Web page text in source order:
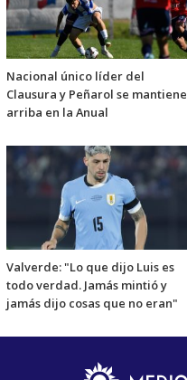
Nacional único líder del
Clausura y Peñarol se mantiene
arriba en la Anual
Valverde: "Lo que dijo Luis es
todo verdad. Jamás mintió y
jamás dijo cosas que no eran"